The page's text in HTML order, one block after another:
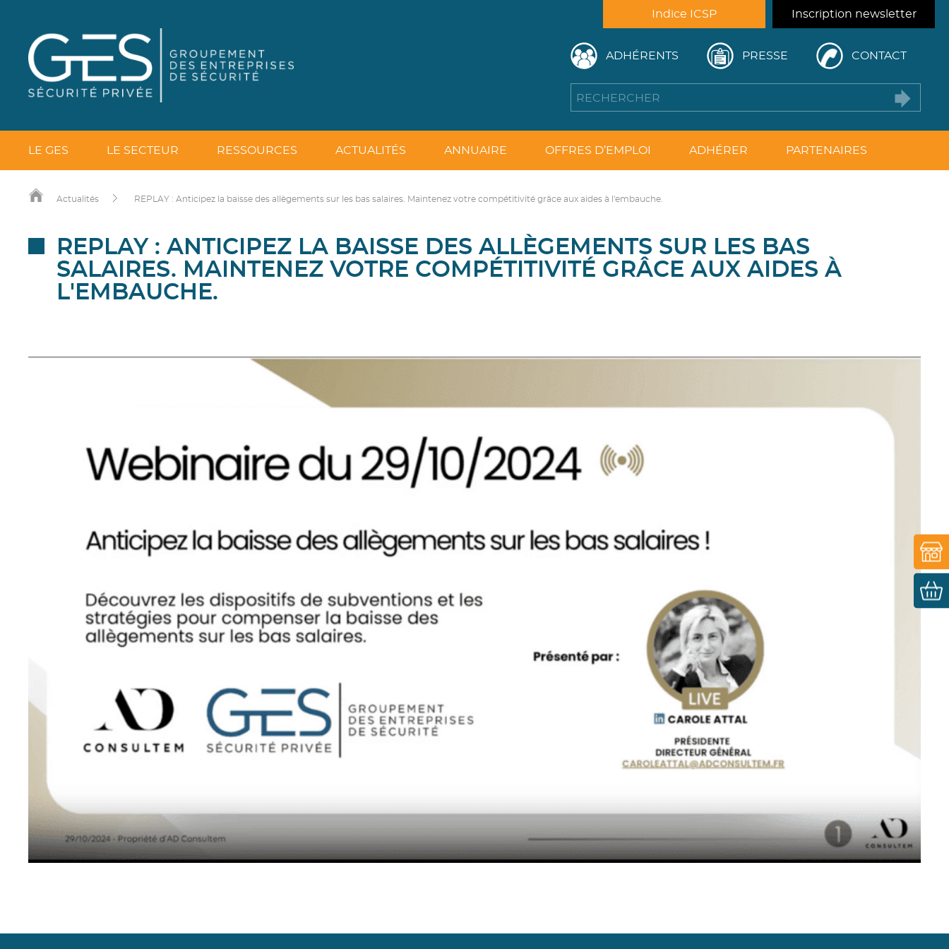
ADHÉRENTS PRESSE CONTACT
Indice ICSP Inscription newsletter
LE GES LE SECTEUR RESSOURCES ACTUALITÉS ANNUAIRE OFFRES D’EMPLOI ADHÉRER PARTENAIRES
Actualités REPLAY : Anticipez la baisse des allègements sur les bas salaires. Maintenez votre compétitivité grâce aux aides à l'embauche.
REPLAY : ANTICIPEZ LA BAISSE DES ALLÈGEMENTS SUR LES BAS
SALAIRES. MAINTENEZ VOTRE COMPÉTITIVITÉ GRÂCE AUX AIDES À
L'EMBAUCHE.